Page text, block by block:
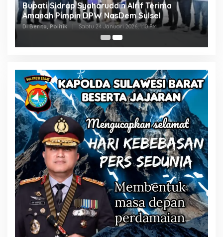
Bupati Sidrap Syaharuddin Alrif Terima
Amanah Pimpin DPW NasDem Sulsel
Di Berita, Politik Sabtu 24 Januari 2026, 1:10 PM